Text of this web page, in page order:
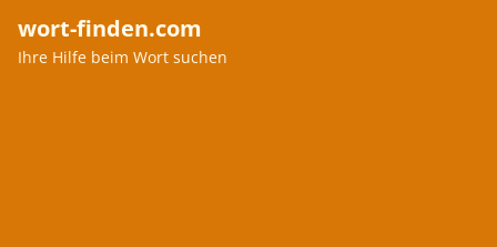
wort-finden.com
Ihre Hilfe beim Wort suchen